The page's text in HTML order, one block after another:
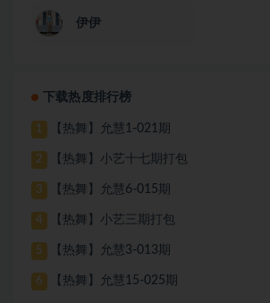
伊伊
下载热度排行榜
1 【热舞】允慧1-021期
2 【热舞】小艺十七期打包
3 【热舞】允慧6-015期
4 【热舞】小艺三期打包
5 【热舞】允慧3-013期
6 【热舞】允慧15-025期